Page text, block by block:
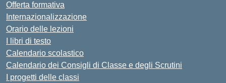
Offerta formativa
Internazionalizzazione
Orario delle lezioni
I libri di testo
Calendario scolastico
Calendario dei Consigli di Classe e degli Scrutini
I progetti delle classi